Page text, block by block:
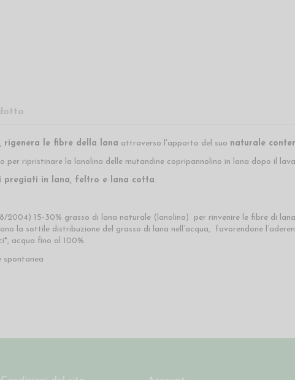
, rigenera le fibre della lana attraverso l'apporto del suo naturale
per ripristinare la lanolina delle mutandine copripannolino in lana dopo il
pregiati in lana, feltro e lana cotta.
2004) 15-30% grasso di lana naturale (lanolina) per rinvenire le fibre di
la sottile distribuzione del grasso di lana nell’acqua, favorendone
acqua fino al 100%.